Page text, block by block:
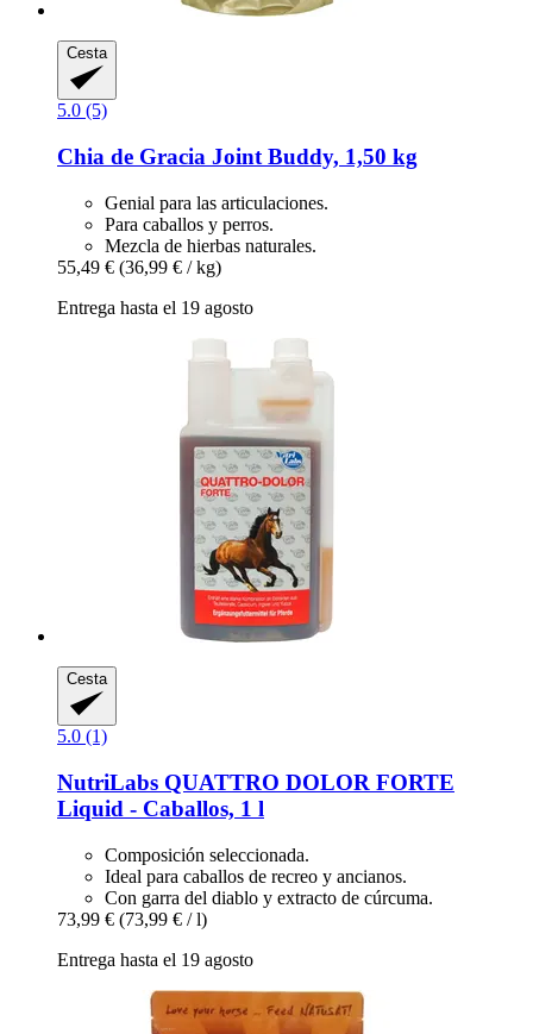
Cesta
5.0 (5)
Chia de Gracia Joint Buddy, 1,50 kg
Genial para las articulaciones.
Para caballos y perros.
Mezcla de hierbas naturales.
55,49 € (36,99 € / kg)
Entrega hasta el 19 agosto
Cesta
5.0 (1)
NutriLabs QUATTRO DOLOR FORTE
Liquid -​ Caballos, 1 l
Composición seleccionada.
Ideal para caballos de recreo y ancianos.
Con garra del diablo y extracto de cúrcuma.
73,99 € (73,99 € / l)
Entrega hasta el 19 agosto